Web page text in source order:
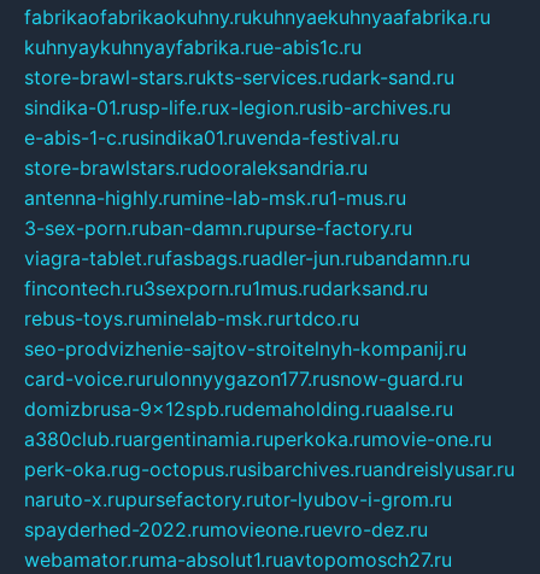
fabrikaofabrikaokuhny.rukuhnyaekuhnyaafabrika.ru
kuhnyaykuhnyayfabrika.rue-abis1c.ru
store-brawl-stars.rukts-services.rudark-sand.ru
sindika-01.rusp-life.rux-legion.rusib-archives.ru
e-abis-1-c.rusindika01.ruvenda-festival.ru
store-brawlstars.rudooraleksandria.ru
antenna-highly.rumine-lab-msk.ru1-mus.ru
3-sex-porn.ruban-damn.rupurse-factory.ru
viagra-tablet.rufasbags.ruadler-jun.rubandamn.ru
fincontech.ru3sexporn.ru1mus.rudarksand.ru
rebus-toys.ruminelab-msk.rurtdco.ru
seo-prodvizhenie-sajtov-stroitelnyh-kompanij.ru
card-voice.rurulonnyygazon177.rusnow-guard.ru
domizbrusa-9x12spb.rudemaholding.ruaalse.ru
a380club.ruargentinamia.ruperkoka.rumovie-one.ru
perk-oka.rug-octopus.rusibarchives.ruandreislyusar.ru
naruto-x.rupursefactory.rutor-lyubov-i-grom.ru
spayderhed-2022.rumovieone.ruevro-dez.ru
webamator.ruma-absolut1.ruavtopomosch27.ru